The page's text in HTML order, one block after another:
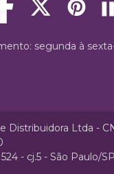
segunda à
Distribuidora Ltda -
- cj.5 - São Paulo/